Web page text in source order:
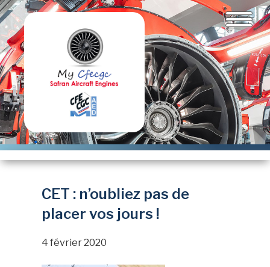
Aller
au
contenu
principal
CET : n’oubliez pas de
placer vos jours !
4 février 2020